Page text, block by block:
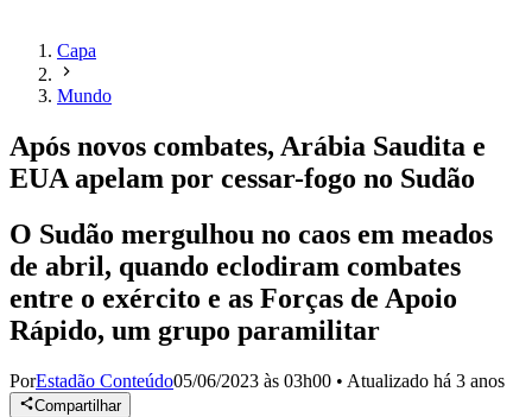
Capa
Mundo
Após novos combates, Arábia Saudita e
EUA apelam por cessar-fogo no Sudão
O Sudão mergulhou no caos em meados
de abril, quando eclodiram combates
entre o exército e as Forças de Apoio
Rápido, um grupo paramilitar
PorEstadão Conteúdo05/06/2023 às 03h00 • Atualizado há 3 anos
Compartilhar